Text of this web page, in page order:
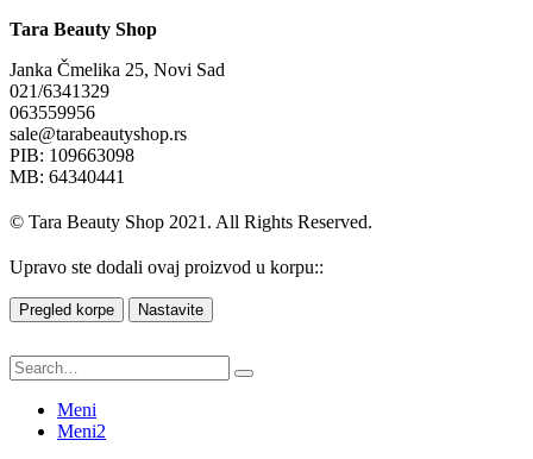
Tara Beauty Shop
Janka Čmelika 25, Novi Sad
021/6341329
063559956
sale@tarabeautyshop.rs
PIB: 109663098
MB: 64340441
© Tara Beauty Shop 2021. All Rights Reserved.
Upravo ste dodali ovaj proizvod u korpu::
Pregled korpe Nastavite
Meni
Meni2